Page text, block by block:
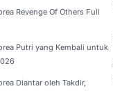
Revenge Of Others Full
Putri yang Kembali untuk
Diantar oleh Takdir,